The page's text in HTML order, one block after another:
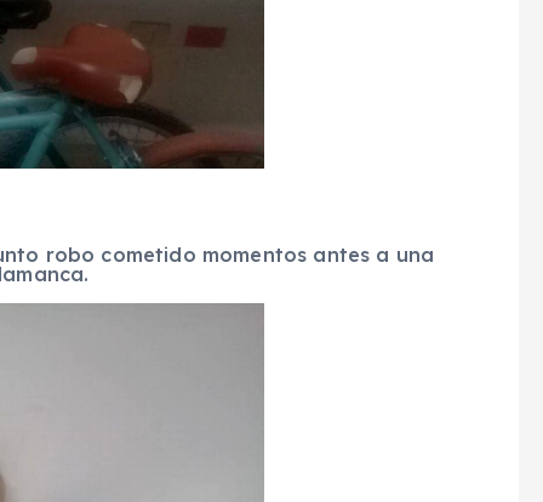
robo cometido momentos antes a una